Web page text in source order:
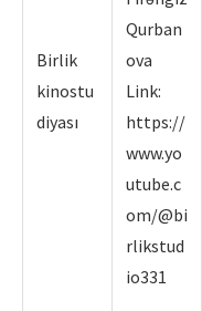
Birlik
kinostu
diyası
Qurban
ova
Link:
https://
www.yo
utube.c
om/@bi
rlikstud
io331